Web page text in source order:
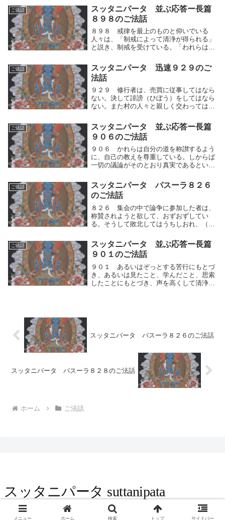
でい）であるともいう。実に人間的思考の
運動（快⇔不快）を制することが出来なけ
れば、運動に...
ご法話
スッタニパータ 並ぶ応答ー長篇
８９８のご法話
８９８ 戒律を最上のものと仰いでいる
人々は、「制戒によって清浄が得られる」
と説き、制戒を受けている。「われらはこ
得られるでしょう」といって、〈真理に達
した者〉と称する人々は、流転する迷いの
生存に誘（ひ）...
ご法話
スッタニパータ 迅速９２９のご
法話
９２９ 修行者は、売買に従事してはなら
ない。決して誹謗（ひぼう）をしてはなら
ない。また村の人々と親しく交わってはな
ならない。修行者は、売買に従事してはな
らない。これは、人間的思考の運動（浮き
⇔沈み）をた...
ご法話
スッタニパータ 並ぶ応答ー長篇
９０６のご法話
９０６ かれらは自分の道を称讃するよう
に、自己の教えを尊重している。しからば
一切の議論がそのとおり真実であるという
浄となれるからである。かれらは自分の道
を称讃するように、自己の教えを尊重して
いる。しから...
ご法話
スッタニパータ パスーラ８２６
のご法話
８２６ 集会の中で論争に参加した者は、
称賛されようと欲して、おずおずしてい
る。そうして敗北してはうちしおれ、（論
から）論難されると、怒る。集会の中で論
争に参加した者は、人間的思考の運動（快
⇔不快）が動き...
ご法話
スッタニパータ 並ぶ応答ー長篇
９０１のご法話
９０１ あるいはぞっとする苦行にもとづ
き、あるいは見たこと、学んだこと、思索
したことにもとづき、声を高くして清浄を
スッタニパータ パスーラ８２６のご法話
スッタニパータ パスーラ８２８のご法話
ホーム ご法話
スッタニパータ suttanipata
© 2016 スッタニパータ suttanipata.
メニュー ホーム 検索 トップ サイドバー